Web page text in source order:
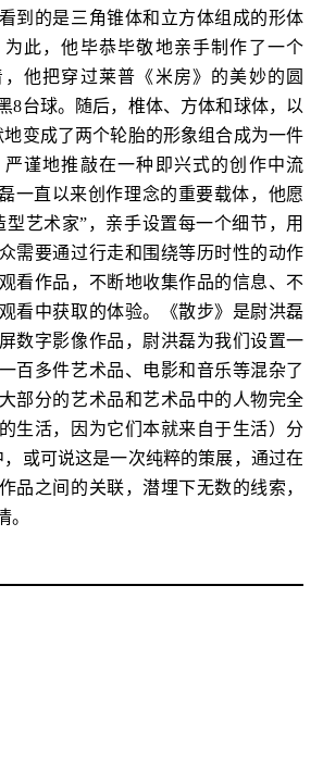
到的是三角锥体和立方体组成的形体
此，他毕恭毕敬地亲手制作了一个
，他把穿过莱普《米房》的美妙的圆
8台球。随后，椎体、方体和球体，以
变成了两个轮胎的形象组合成为一件
谨地推敲在一种即兴式的创作中流
一直以来创作理念的重要载体，他愿
型艺术家”，亲手设置每一个细节，用
需要通过行走和围绕等历时性的动作
看作品，不断地收集作品的信息、不
看中获取的体验。《散步》是尉洪磊
数字影像作品，尉洪磊为我们设置一
百多件艺术品、电影和音乐等混杂了
部分的艺术品和艺术品中的人物完全
生活，因为它们本就来自于生活）分
或可说这是一次纯粹的策展，通过在
品之间的关联，潜埋下无数的线索，
。